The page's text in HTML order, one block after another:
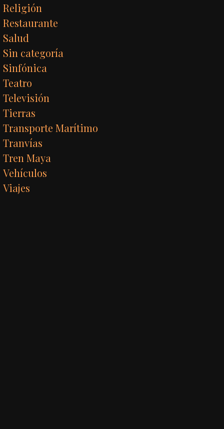
Religión
Restaurante
Salud
Sin categoría
Sinfónica
Teatro
Televisión
Tierras
Transporte Marítimo
Tranvías
Tren Maya
Vehículos
Viajes